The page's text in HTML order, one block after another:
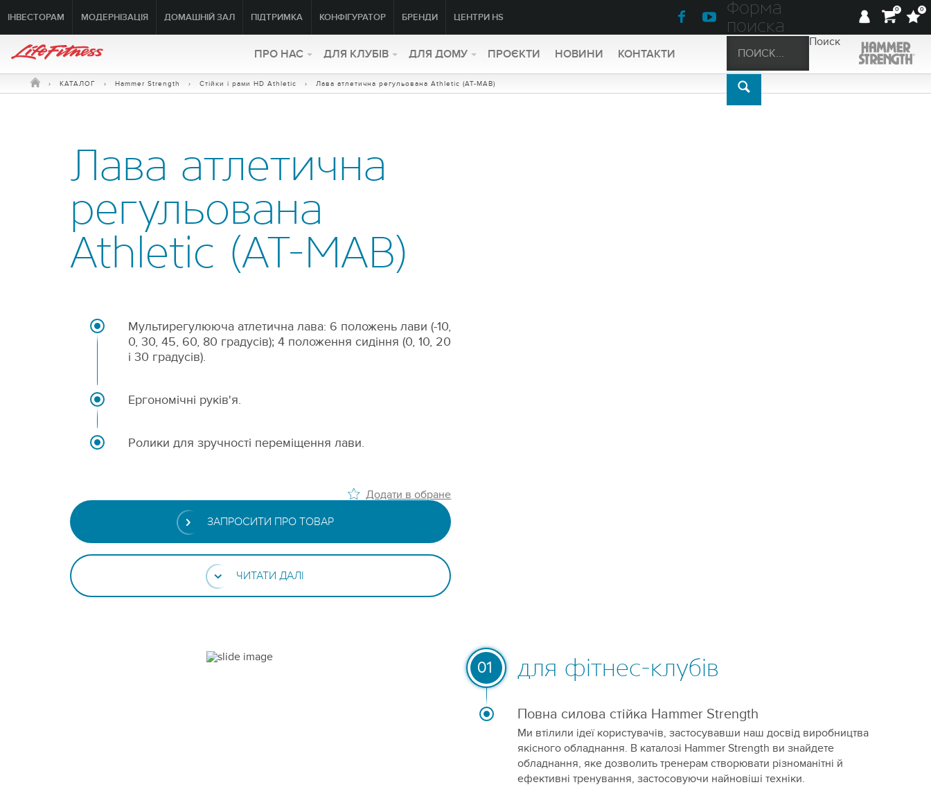
ІНВЕСТОРАМ МОДЕРНІЗАЦІЯ ДОМАШНІЙ ЗАЛ ПІДТРИМКА КОНФІГУРАТОР БРЕНДИ ЦЕНТРИ HS
0 0
Форма
поиска
Поиск
ПРО HAC
ДЛЯ КЛУБІВ ДЛЯ ДОМУ ПРОЄКТИ НОВИНИ КОНТАКТИ
› КАТАЛОГ › Hammer Strength › Стійки і рами HD Athletic › Лава атлетична регульована Athletic (AT-MAB)
Лава атлетична
регульована
Athletic (AT-MAB)
Мультирегулююча атлетична лава: 6 положень лави (-10,
0, 30, 45, 60, 80 градусів); 4 положення сидіння (0, 10, 20
і 30 градусів).
Ергономічні руків'я.
Ролики для зручності переміщення лави.
Додати в обране
ЗАПРОСИТИ ПРО ТОВАР
ЧИТАТИ ДАЛІ
01 для фітнес-клубів
Повна силова стійка Hammer Strength
Ми втілили ідеї користувачів, застосувавши наш досвід виробництва
якісного обладнання. В каталозі Hammer Strength ви знайдете
обладнання, яке дозволить тренерам створювати різноманітні й
ефективні тренування, застосовуючи найновіші техніки.